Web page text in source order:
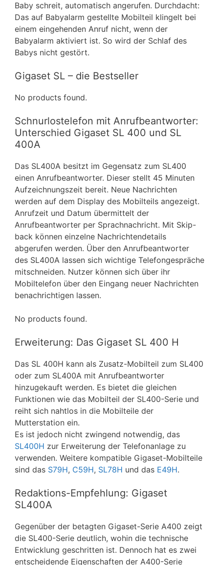
Baby schreit, automatisch angerufen. Durchdacht:
Das auf Babyalarm gestellte Mobilteil klingelt bei
einem eingehenden Anruf nicht, wenn der
Babyalarm aktiviert ist. So wird der Schlaf des
Babys nicht gestört.
Gigaset SL – die Bestseller
No products found.
Schnurlostelefon mit Anrufbeantworter:
Unterschied Gigaset SL 400 und SL
400A
Das SL400A besitzt im Gegensatz zum SL400
einen Anrufbeantworter. Dieser stellt 45 Minuten
Aufzeichnungszeit bereit. Neue Nachrichten
werden auf dem Display des Mobilteils angezeigt.
Anrufzeit und Datum übermittelt der
Anrufbeantworter per Sprachnachricht. Mit Skip-
back können einzelne Nachrichtendetails
abgerufen werden. Über den Anrufbeantworter
des SL400A lassen sich wichtige Telefongespräche
mitschneiden. Nutzer können sich über ihr
Mobiltelefon über den Eingang neuer Nachrichten
benachrichtigen lassen.
No products found.
Erweiterung: Das Gigaset SL 400 H
Das SL 400H kann als Zusatz-Mobilteil zum SL400
oder zum SL400A mit Anrufbeantworter
hinzugekauft werden. Es bietet die gleichen
Funktionen wie das Mobilteil der SL400-Serie und
reiht sich nahtlos in die Mobilteile der
Mutterstation ein.
Es ist jedoch nicht zwingend notwendig, das
SL400H zur Erweiterung der Telefonanlage zu
verwenden. Weitere kompatible Gigaset-Mobilteile
sind das S79H, C59H, SL78H und das E49H.
Redaktions-Empfehlung: Gigaset
SL400A
Gegenüber der betagten Gigaset-Serie A400 zeigt
die SL400-Serie deutlich, wohin die technische
Entwicklung geschritten ist. Dennoch hat es zwei
entscheidende Eigenschaften der A400-Serie